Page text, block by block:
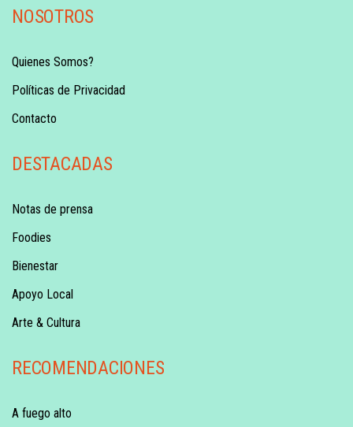
NOSOTROS
Quienes Somos?
Políticas de Privacidad
Contacto
DESTACADAS
Notas de prensa
Foodies
Bienestar
Apoyo Local
Arte & Cultura
RECOMENDACIONES
A fuego alto